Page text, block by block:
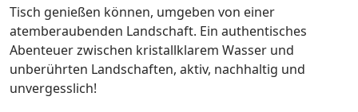
Tisch genießen können, umgeben von einer
atemberaubenden Landschaft. Ein authentisches
Abenteuer zwischen kristallklarem Wasser und
unberührten Landschaften, aktiv, nachhaltig und
unvergesslich!